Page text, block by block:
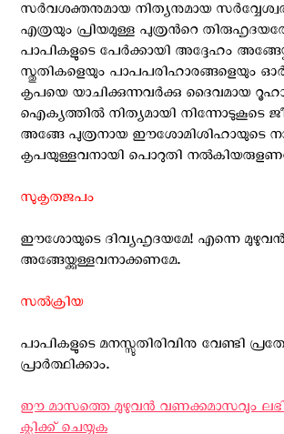
സര്‍വശക്തനുമായ നിത്യനുമായ
എത്രയും പ്രിയമുള്ള പുത്രന്‍റെ
പാപികളുടെ പേര്‍ക്കായി അദ്ദേഹം
സ്തുതികളെയും പാപപരിഹാരങ്ങളെയും
കൃപയെ യാചിക്കുന്നവര്‍ക്കു ദൈവമായ
ഐക്യത്തില്‍ നിത്യമായി നിന്നോടുകൂടെ
അങ്ങേ പുത്രനായ ഈശോമിശിഹായുടെ
കൃപയുള്ളവനായി പൊറുതി
സുകൃതജപം
ഈശോയുടെ ദിവ്യഹൃദയമേ! എന്നെ മുഴുവന്‍
അങ്ങേയ്ക്കുള്ളവനാക്കണമേ.
സല്‍ക്രിയ
പാപികളുടെ മനസ്സുതിരിവിനു വേണ്ടി
പ്രാര്‍ത്ഥിക്കാം.
ഈ മാസത്തെ മുഴുവന്‍ വണക്കമാസവും